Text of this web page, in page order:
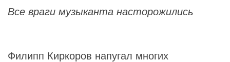
Все враги музыканта насторожились
Филипп Киркоров напугал многих